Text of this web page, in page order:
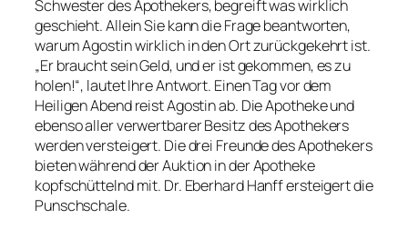
Schwester des Apothekers, begreift was wirklich
geschieht. Allein Sie kann die Frage beantworten,
warum Agostin wirklich in den Ort zurückgekehrt ist.
„Er braucht sein Geld, und er ist gekommen, es zu
holen!“, lautet Ihre Antwort. Einen Tag vor dem
Heiligen Abend reist Agostin ab. Die Apotheke und
ebenso aller verwertbarer Besitz des Apothekers
werden versteigert. Die drei Freunde des Apothekers
bieten während der Auktion in der Apotheke
kopfschüttelnd mit. Dr. Eberhard Hanff ersteigert die
Punschschale.